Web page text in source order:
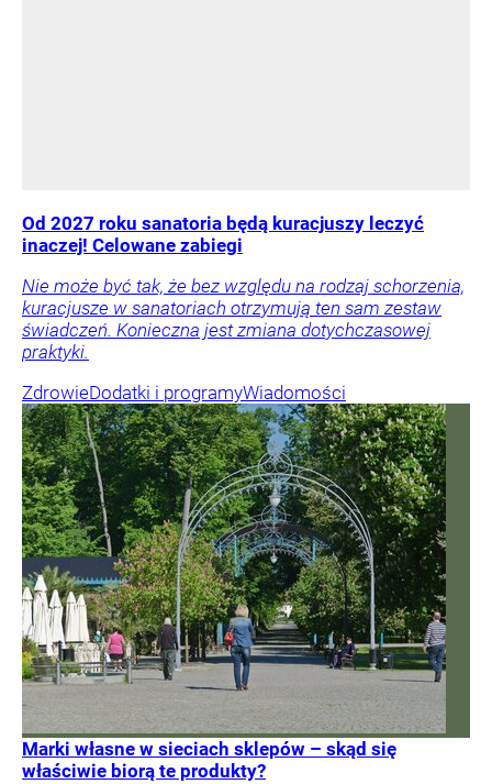
Od 2027 roku sanatoria będą kuracjuszy leczyć
inaczej! Celowane zabiegi
Nie może być tak, że bez względu na rodzaj schorzenia,
kuracjusze w sanatoriach otrzymują ten sam zestaw
świadczeń. Konieczna jest zmiana dotychczasowej
praktyki.
ZdrowieDodatki i programyWiadomości
Marki własne w sieciach sklepów – skąd się
właściwie biorą te produkty?